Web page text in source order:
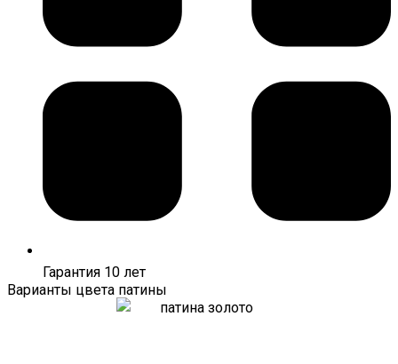
Гарантия 10 лет
Варианты цвета патины